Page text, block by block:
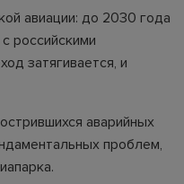
авиации: до 2030 года
российскими
затягивается, и
аварийных
проблем,